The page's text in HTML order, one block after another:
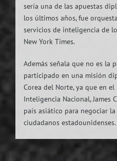
sería una de las apuestas
los últimos años, fue
servicios de inteligencia de
New York Times.
Además señala que no es la
participado en una misión
Corea del Norte, ya que en
Inteligencia Nacional, James
país asiático para negociar
ciudadanos estadounidenses.